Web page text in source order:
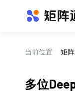
当前位置 矩
多位